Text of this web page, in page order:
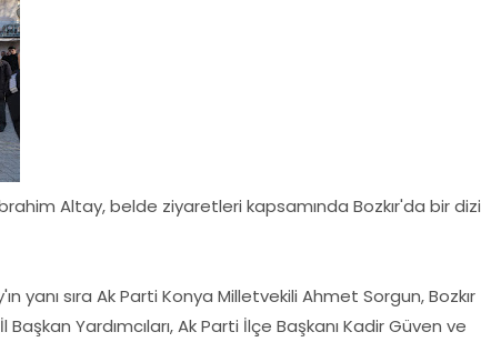
Altay, belde ziyaretleri kapsamında Bozkır'da bir dizi
yanı sıra Ak Parti Konya Milletvekili Ahmet Sorgun, Bozkır
Yardımcıları, Ak Parti İlçe Başkanı Kadir Güven ve